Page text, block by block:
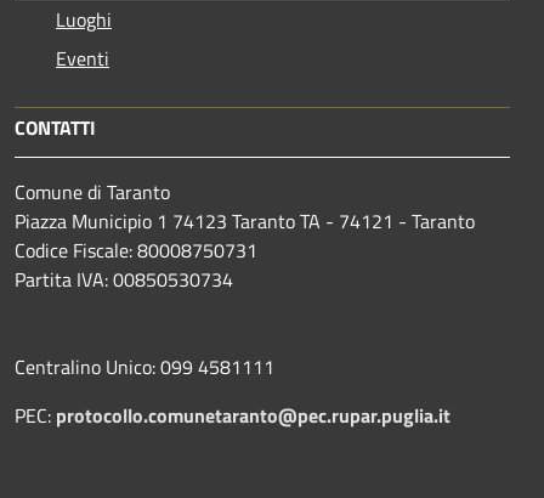
Luoghi
Eventi
CONTATTI
Comune di Taranto
Piazza Municipio 1 74123 Taranto TA - 74121 - Taranto
Codice Fiscale: 80008750731
Partita IVA: 00850530734
Centralino Unico: 099 4581111
PEC: protocollo.comunetaranto@pec.rupar.puglia.it